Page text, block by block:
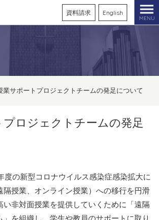
資料請求 English
MENU
業サポートプロジェクトチームの発足について
ロジェクトチームの発足
の新型コロナウイルス感染症感染拡大に
隔授業、オンライン授業）への移行を円滑
い非対面授業を提供していくために「遠隔
」を組織し、学生や教員のサポートに取り